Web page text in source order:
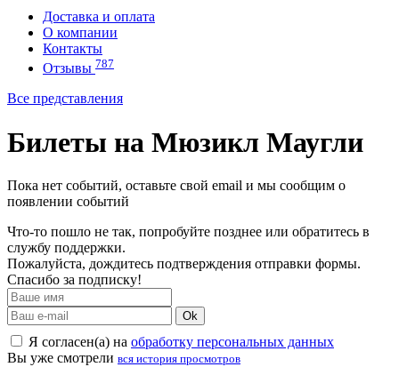
Доставка и оплата
О компании
Контакты
Отзывы 787
Все представления
Билеты на Мюзикл Маугли
Пока нет событий, оставьте свой email и мы сообщим о
появлении событий
Что-то пошло не так, попробуйте позднее или обратитесь в
службу поддержки.
Пожалуйста, дождитесь подтверждения отправки формы.
Спасибо за подписку!
Ok
Я согласен(а) на обработку персональных данных
Вы уже смотрели вся история просмотров